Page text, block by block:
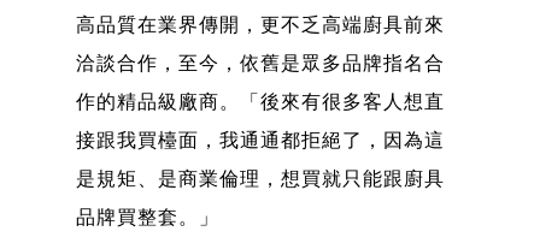
高品質在業界傳開，更不乏高端廚具前來
洽談合作，至今，依舊是眾多品牌指名合
作的精品級廠商。「後來有很多客人想直
接跟我買檯面，我通通都拒絕了，因為這
是規矩、是商業倫理，想買就只能跟廚具
品牌買整套。」